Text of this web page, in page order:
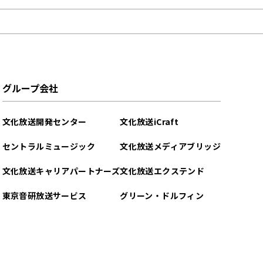
グループ会社
文化放送開発センター
セントラルミュージック
文化放送キャリアパートナーズ
東京音研放送サービス
文化放送iCraft
文化放送メディアブリッジ
文化放送エクステンド
グリーン・ドルフィン